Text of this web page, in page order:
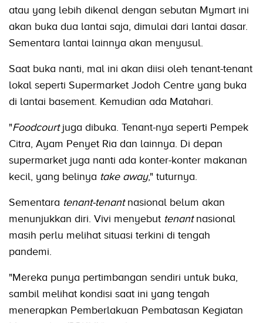
atau yang lebih dikenal dengan sebutan Mymart ini
akan buka dua lantai saja, dimulai dari lantai dasar.
Sementara lantai lainnya akan menyusul.
Saat buka nanti, mal ini akan diisi oleh tenant-tenant
lokal seperti Supermarket Jodoh Centre yang buka
di lantai basement. Kemudian ada Matahari.
"Foodcourt juga dibuka. Tenant-nya seperti Pempek
Citra, Ayam Penyet Ria dan lainnya. Di depan
supermarket juga nanti ada konter-konter makanan
kecil, yang belinya take away," tuturnya.
Sementara tenant-tenantnasional belum akan
menunjukkan diri. Vivi menyebut tenantnasional
masih perlu melihat situasi terkini di tengah
pandemi.
"Mereka punya pertimbangan sendiri untuk buka,
sambil melihat kondisi saat ini yang tengah
menerapkan Pemberlakuan Pembatasan Kegiatan